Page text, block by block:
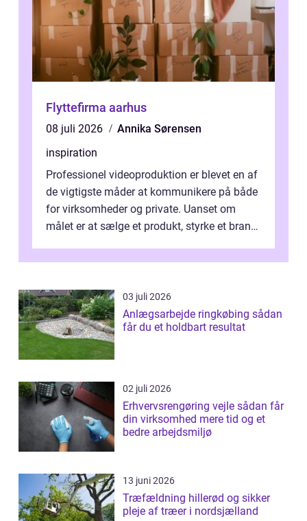
Flyttefirma aarhus
08 juli 2026
Annika Sørensen
inspiration
Professionel videoproduktion er blevet en af
de vigtigste måder at kommunikere på både
for virksomheder og private. Uanset om
målet er at sælge et produkt, styrke et brand,
03 juli 2026
Anlægsarbejde ringkøbing sådan
får du et holdbart resultat
02 juli 2026
Erhvervsrengøring vejle sådan får
din virksomhed mere tid og et
bedre arbejdsmiljø
13 juni 2026
Træfældning hillerød og sikker
pleje af træer i nordsjælland